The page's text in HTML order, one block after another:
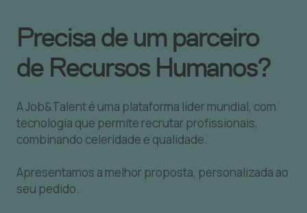
Precisa de um parceiro
de Recursos Humanos?
A Job&Talent é uma plataforma líder mundial, com
tecnologia que permite recrutar profissionais,
combinando celeridade e qualidade.
Apresentamos a melhor proposta, personalizada ao
seu pedido.